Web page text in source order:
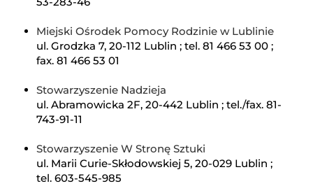
Miejski Ośrodek Pomocy Rodzinie w Lublinie
ul. Grodzka 7, 20-112 Lublin ; tel. 81 466 53 00 ;
fax. 81 466 53 01
Stowarzyszenie Nadzieja
ul. Abramowicka 2F, 20-442 Lublin ; tel./fax. 81-
743-91-11
Stowarzyszenie W Stronę Sztuki
ul. Marii Curie-Skłodowskiej 5, 20-029 Lublin ;
tel. 603-545-985